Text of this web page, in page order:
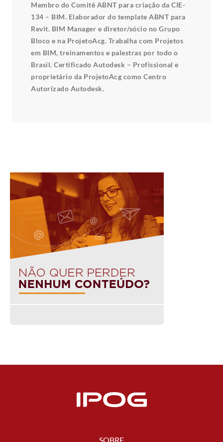
Membro do Comitê ABNT para criação da CIE-
134 – BIM. Elaborador do template ABNT para
Revit. BIM Manager e diretor/sócio no Grupo
Bloco e na ProjetoAcg. Trabalha com Projetos
em BIM, treinamentos e palestras por todo o
Brasil. Certificado Autodesk – Profissional e
proprietário da ProjetoAcg como Centro
Autorizado Autodesk.
SOBRE